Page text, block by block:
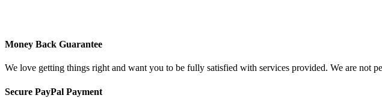
Money Back Guarantee
We love getting things right and want you to be fully satisfied with services provided. We are not
Secure PayPal Payment